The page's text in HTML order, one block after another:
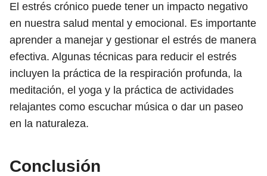
El estrés crónico puede tener un impacto negativo
en nuestra salud mental y emocional. Es importante
aprender a manejar y gestionar el estrés de manera
efectiva. Algunas técnicas para reducir el estrés
incluyen la práctica de la respiración profunda, la
meditación, el yoga y la práctica de actividades
relajantes como escuchar música o dar un paseo
en la naturaleza.
Conclusión